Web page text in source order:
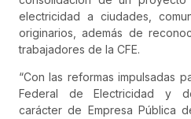
electricidad a ciudades,
originarios, además de
trabajadores de la CFE.
“Con las reformas impulsadas
Federal de Electricidad y
carácter de Empresa Pública